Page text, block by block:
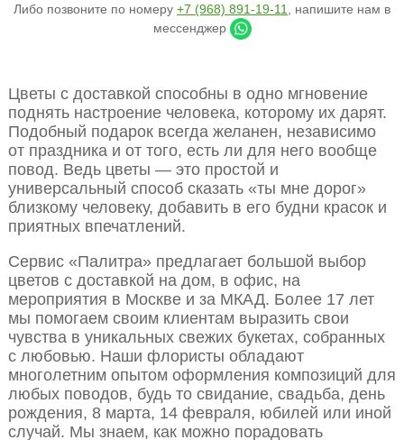
Либо позвоните по номеру +7 (968) 891-19-11
, напишите нам в
мессенджер
Цветы с доставкой способны в одно мгновение
поднять настроение человека, которому их дарят.
Подобный подарок всегда желанен, независимо
от праздника и от того, есть ли для него вообще
повод. Ведь цветы — это простой и
универсальный способ сказать «ты мне дорог»
близкому человеку, добавить в его будни красок и
приятных впечатлений.
Сервис «Палитра» предлагает большой выбор
цветов с доставкой на дом, в офис, на
мероприятия в Москве и за МКАД. Более 17 лет
мы помогаем своим клиентам выразить свои
чувства в уникальных свежих букетах, собранных
с любовью. Наши флористы обладают
многолетним опытом оформления композиций для
любых поводов, будь то свидание, свадьба, день
рождения, 8 марта, 14 февраля, юбилей или иной
случай. Мы знаем, как можно порадовать